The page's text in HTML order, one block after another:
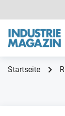
Startseite